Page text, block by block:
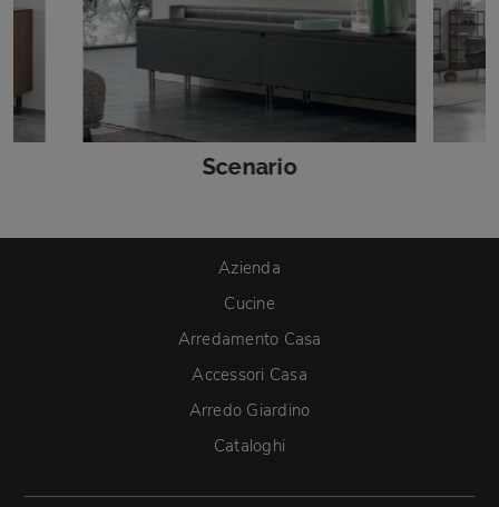
Scenario
Azienda
Cucine
Arredamento Casa
Accessori Casa
Arredo Giardino
Cataloghi